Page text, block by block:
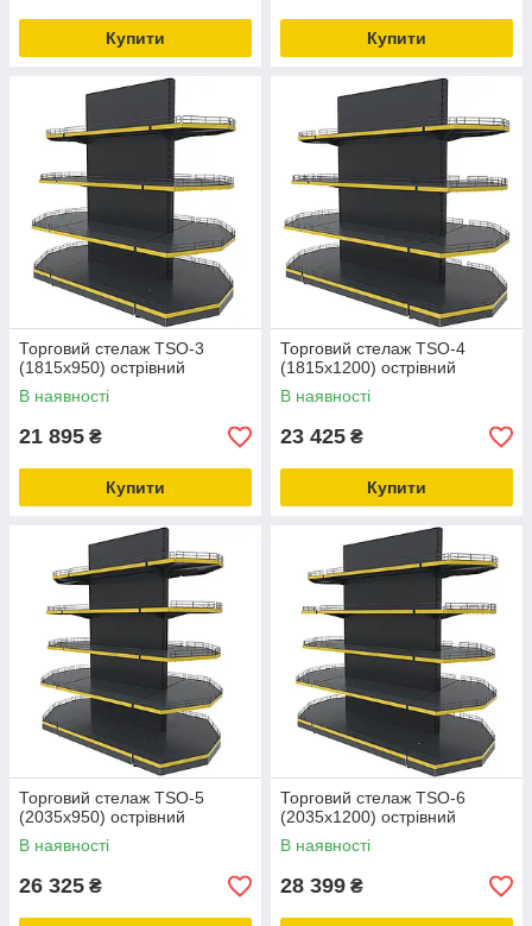
Купити Купити
Торговий стелаж TSО-3
(1815х950) острівний
В наявності
21 895 ₴
Купити
Торговий стелаж TSО-4
(1815х1200) острівний
В наявності
23 425 ₴
Купити
Торговий стелаж TSО-5
(2035х950) острівний
В наявності
26 325 ₴
Торговий стелаж TSО-6
(2035х1200) острівний
В наявності
28 399 ₴